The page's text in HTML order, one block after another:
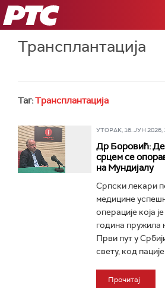
РТС
Трансплантација
Таг:Трансплантација
УТОРАК, 16. ЈУН 2026,
Др Боровић:
срцем се
на Мундијалу
Српски лекари
медицине
операције која
година пружила
Први пут у
свету, код
Прочитај